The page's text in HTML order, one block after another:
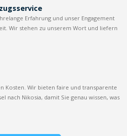
Erfahrung und unser Engagement
Wir stehen zu unserem Wort und liefern
Kosten. Wir bieten faire und transparente
nach Nikosia, damit Sie genau wissen, was